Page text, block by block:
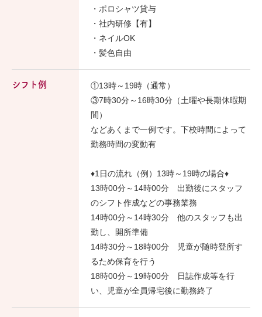
・ポロシャツ貸与
・社内研修【有】
・ネイルOK
・髪色自由
シフト例
①13時～19時（通常）
③7時30分～16時30分（土曜や長期休暇期
間）
などあくまで一例です。下校時間によって
勤務時間の変動有
♦1日の流れ（例）13時～19時の場合♦
13時00分～14時00分 出勤後にスタッフ
のシフト作成などの事務業務
14時00分～14時30分 他のスタッフも出
勤し、開所準備
14時30分～18時00分 児童が随時登所す
るため保育を行う
18時00分～19時00分 日誌作成等を行
い、児童が全員帰宅後に勤務終了